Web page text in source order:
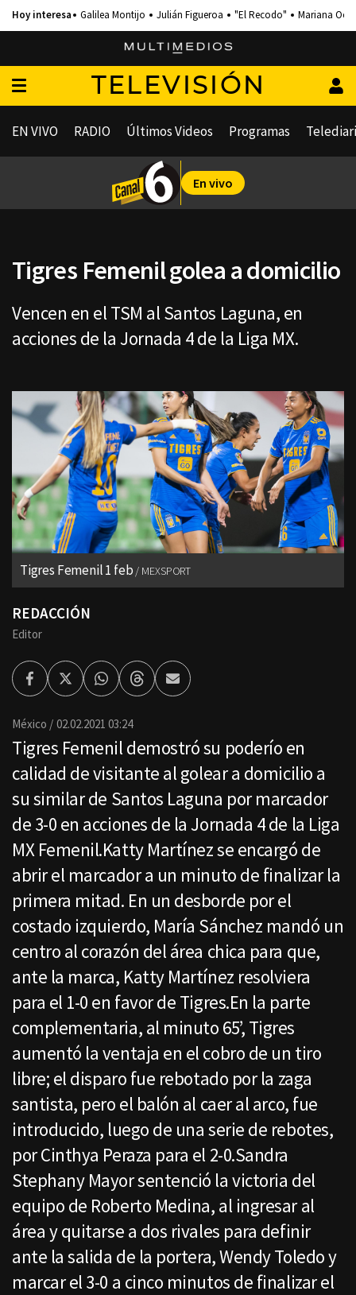
Galilea Montijo Julián Figueroa "El Recodo" Mariana
TELEVISIÓN
EN VIVO RADIO Últimos Videos Programas
En vivo
Tigres Femenil golea a domicilio
Vencen en el TSM al Santos Laguna, en
acciones de la Jornada 4 de la Liga MX.
Tigres Femenil 1 feb MEXSPORT
REDACCIÓN
Editor
FacebookTwitterWhatsappThreadsEnviar
por
México 02.02.2021 03:24
Tigres Femenil demostró su poderío en
calidad de visitante al golear a domicilio a
su similar de Santos Laguna por marcador
de 3-0 en acciones de la Jornada 4 de la Liga
MX Femenil.Katty Martínez se encargó de
abrir el marcador a un minuto de finalizar la
primera mitad. En un desborde por el
costado izquierdo, María Sánchez mandó un
centro al corazón del área chica para que,
ante la marca, Katty Martínez resolviera
para el 1-0 en favor de Tigres.En la parte
complementaria, al minuto 65’, Tigres
aumentó la ventaja en el cobro de un tiro
libre; el disparo fue rebotado por la zaga
santista, pero el balón al caer al arco, fue
introducido, luego de una serie de rebotes,
por Cinthya Peraza para el 2-0.Sandra
Stephany Mayor sentenció la victoria del
equipo de Roberto Medina, al ingresar al
área y quitarse a dos rivales para definir
ante la salida de la portera, Wendy Toledo y
marcar el 3-0 a cinco minutos de finalizar el